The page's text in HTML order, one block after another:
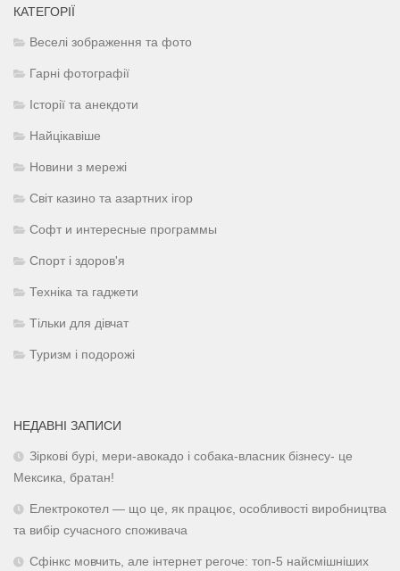
КАТЕГОРІЇ
Веселі зображення та фото
Гарні фотографії
Історії та анекдоти
Найцікавіше
Новини з мережі
Світ казино та азартних ігор
Софт и интересные программы
Спорт і здоров'я
Техніка та гаджети
Тільки для дівчат
Туризм і подорожі
НЕДАВНІ ЗАПИСИ
Зіркові бурі, мери-авокадо і собака-власник бізнесу- це
Мексика, братан!
Електрокотел — що це, як працює, особливості виробництва
та вибір сучасного споживача
Сфінкс мовчить, але інтернет регоче: топ-5 найсмішніших